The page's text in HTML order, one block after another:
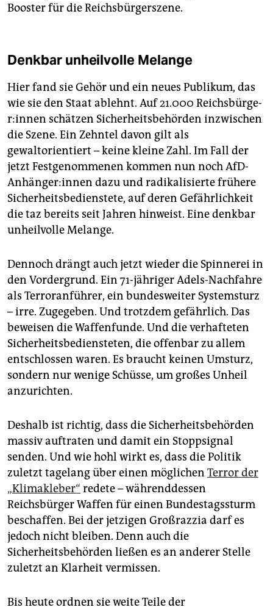
Booster für die Reichsbürgerszene.
Denkbar unheilvolle Melange
Hier fand sie Gehör und ein neues Publikum, das
wie sie den Staat ablehnt. Auf 21.000 Reichs­bür­ge­
r:in­nen schätzen Sicherheitsbehörden inzwischen
die Szene. Ein Zehntel davon gilt als
gewaltorientiert – keine kleine Zahl. Im Fall der
jetzt Festgenommenen kommen nun noch AfD-
Anhänger:innen dazu und radikalisierte frühere
Sicherheits­bedienstete, auf deren Gefährlichkeit
die taz bereits seit Jahren hinweist. Eine denkbar
unheilvolle Melange.
Dennoch drängt auch jetzt wieder die Spinnerei in
den Vordergrund. Ein 71-jähriger Adels-Nachfahre
als Terroranführer, ein bundesweiter Systemsturz
– irre. Zugegeben. Und trotzdem gefährlich. Das
beweisen die Waffenfunde. Und die verhafteten
Sicherheitsbediensteten, die offenbar zu allem
entschlossen waren. Es braucht keinen Umsturz,
sondern nur wenige Schüsse, um großes Unheil
anzurichten.
Deshalb ist richtig, dass die Sicherheitsbehörden
massiv auftraten und damit ein Stoppsignal
senden. Und wie hohl wirkt es, dass die Politik
zuletzt tagelang über einen möglichen Terror der
„Klimakleber“ redete – währenddessen
Reichsbürger Waffen für einen Bundestagssturm
beschaffen. Bei der jetzigen Großrazzia darf es
jedoch nicht bleiben. Denn auch die
Sicherheitsbehörden ließen es an anderer Stelle
zuletzt an Klarheit vermissen.
Bis heute ordnen sie weite Teile der